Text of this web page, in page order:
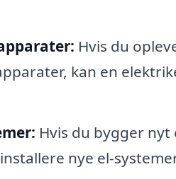
Hvis du
kan en
Hvis du bygger
nye el-